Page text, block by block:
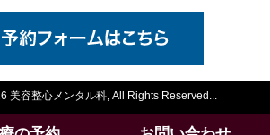
美容整心メンタル科, All Rights Reserved...